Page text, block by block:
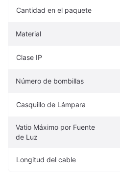
Cantidad en el paquete
Material
Clase IP
Número de bombillas
Casquillo de Lámpara
Vatio Máximo por Fuente
de Luz
Longitud del cable